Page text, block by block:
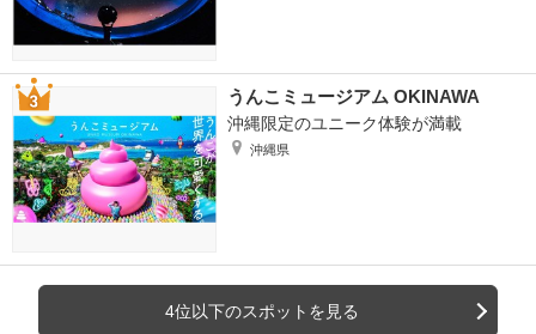
うんこミュージアム OKINAWA
沖縄限定のユニーク体験が満載
沖縄県
4位以下のスポットを見る